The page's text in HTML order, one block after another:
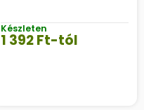
Készleten
1 392Ft-tól